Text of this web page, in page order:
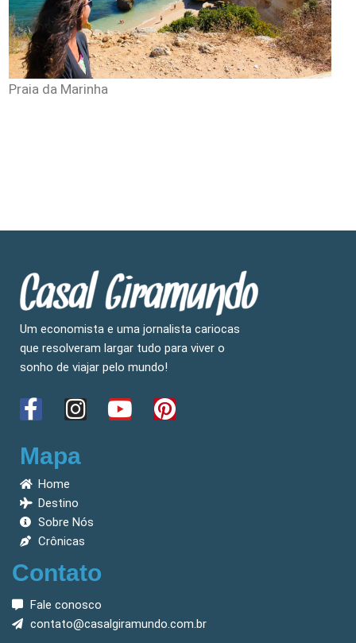
Praia da Marinha
Um economista e uma jornalista cariocas
que resolveram largar tudo para viver o
sonho de viajar pelo mundo!
F
c
e
b
o
o
k
-
f
I
s
a
g
r
a
m
Y
P
Mapa
Home
Destino
Sobre Nós
Crônicas
Contato
Fale conosco
contato@casalgiramundo.com.br